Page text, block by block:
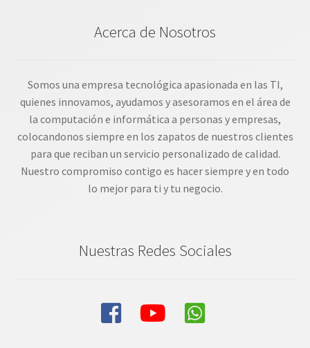
Acerca de Nosotros
Somos una empresa tecnológica apasionada en las TI,
quienes innovamos, ayudamos y asesoramos en el área de
la computación e informática a personas y empresas,
colocandonos siempre en los zapatos de nuestros clientes
para que reciban un servicio personalizado de calidad.
Nuestro compromiso contigo es hacer siempre y en todo
lo mejor para ti y tu negocio.
Nuestras Redes Sociales